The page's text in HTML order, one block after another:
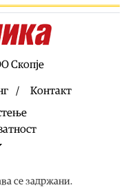
го намалува
водостој на
се нови
листа со
се враќа во
Скопје
Контакт
се задржани.